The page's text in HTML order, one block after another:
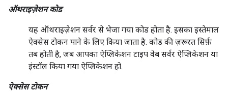
ऑथराइज़ेशन कोड
यह ऑथराइज़ेशन सर्वर से भेजा गया कोड होता है. इसका इस्तेमाल
ऐक्सेस टोकन पाने के लिए किया जाता है. कोड की ज़रूरत सिर्फ़
तब होती है, जब आपका ऐप्लिकेशन टाइप वेब सर्वर ऐप्लिकेशन या
इंस्टॉल किया गया ऐप्लिकेशन हो.
ऐक्सेस टोकन